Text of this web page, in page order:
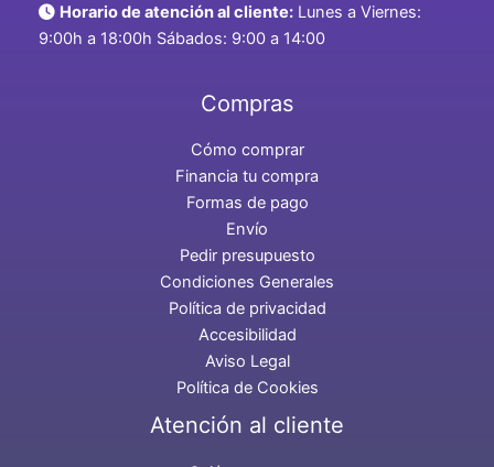
Horario de atención al cliente: Lunes a Viernes:
9:00h a 18:00h Sábados: 9:00 a 14:00
Compras
Cómo comprar
Financia tu compra
Formas de pago
Envío
Pedir presupuesto
Condiciones Generales
Política de privacidad
Accesibilidad
Aviso Legal
Política de Cookies
Atención al cliente